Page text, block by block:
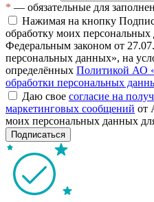
* — обязательные для
Нажимая на кнопку
обработку моих персональных
Федеральным законом от
персональных данных», на
определённых Политикой АО
обработки персональных
Даю свое согласие на
маркетинговых сообщений от
моих персональных данных
Подписаться